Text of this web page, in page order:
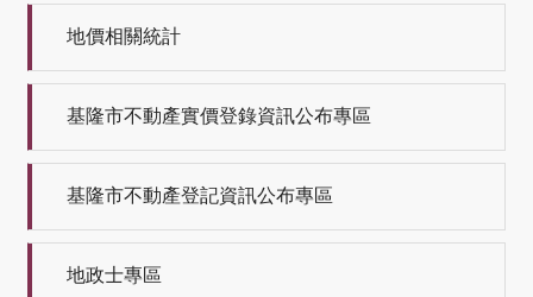
地價相關統計
基隆市不動產實價登錄資訊公布專區
基隆市不動產登記資訊公布專區
地政士專區